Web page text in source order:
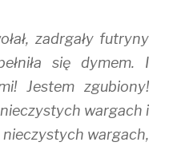
zadrgały futryny
się dymem. I
Jestem zgubiony!
wargach i
wargach,